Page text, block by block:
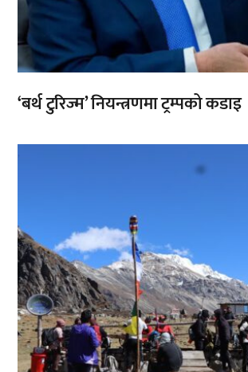
‘बर्थ टुरिज्म’ नियन्त्रणमा ट्रम्पको कडाइ